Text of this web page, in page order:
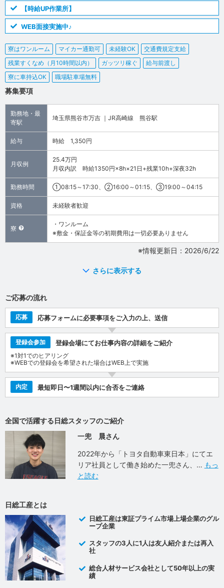
【時給UP作業所】
WEB面接実施中♪
寮はワンルーム マイカー通勤可 未経験OK
交通費規定支給
残業すくなめ（月10時間以内）
ガッツリ稼ぐ
給与前渡し
寮に車持込OK
職場駐車場無料
募集要項
勤務地・最
寄駅
埼玉県熊谷市万吉 ｜JR高崎線 熊谷駅
給与 時給 1,350円
月収例
25.4万円
月収内訳 時給1350円×8h×21日+残業10h+深夜32h
勤務時間 ①08:15～17:30、②16:00～01:15、③19:00～04:15
資格 未経験者歓迎
寮
・ワンルーム
※敷金・保証金等の初期費用は一切必要ありません
※情報更新日：2026/6/22
さらに表示する
ご応募の流れ
応募 応募フォームに必要事項をご入力の上、送信
登録会参加 登録会場にてお仕事内容の詳細をご紹介
※1対1でのヒアリング
※WEBでの登録会を希望された場合はWEB上で実施
内定 最短即日〜1週間以内に合否をご連絡
全国で活躍する日総スタッフのご紹介
一兜 晨さん
2022年から「トヨタ自動車東日本」にてエ
リア社員として働き始めた一兜さん、
もっ
と読む
日総工産とは
日総工産は東証プライム市場上場企業のグル
ープ企業
スタッフの3人に1人は友人紹介または再入
社
総合人材サービス会社として50年以上の実
績